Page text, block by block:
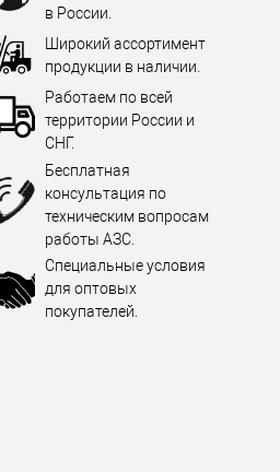
в России.
Широкий ассортимент
продукции в наличии.
Работаем по всей
территории России и
СНГ.
Бесплатная
консультация по
техническим вопросам
работы АЗС.
Специальные условия
для оптовых
покупателей.